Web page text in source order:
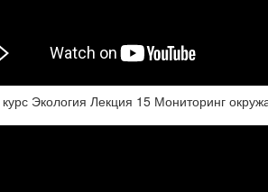
Экология Лекция 15 Мониторинг